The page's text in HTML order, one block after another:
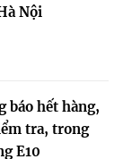
Nội
báo hết hàng,
tra, trong
E10